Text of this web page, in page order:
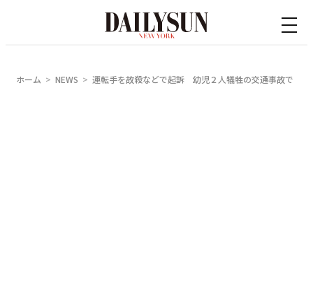
ホーム NEWS 運転手を故殺などで起訴 幼児２人犠牲の交通事故で